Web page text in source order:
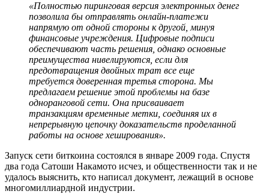
«Полностью пиринговая версия электронных денег
позволила бы отправлять онлайн-платежи
напрямую от одной стороны к другой, минуя
финансовые учреждения. Цифровые подписи
обеспечивают часть решения, однако основные
преимущества нивелируются, если для
предотвращения двойных трат все еще
требуется доверенная третья сторона. Мы
предлагаем решение этой проблемы на базе
одноранговой сети. Она присваивает
транзакциям временные метки, соединяя их в
непрерывную цепочку доказательств проделанной
работы на основе хеширования».
Запуск сети биткоина состоялся в январе 2009 года. Спустя
два года Сатоши Накамото исчез, и общественности так и не
удалось выяснить, кто написал документ, лежащий в основе
многомиллиардной индустрии.